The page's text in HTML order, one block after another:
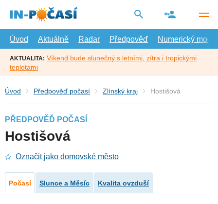
hlavní
Úvod
Aktuálně Radar Předpověď Numerický model
AKTUALITA: Víkend bude slunečný s letními, zítra i tropickými
teplotami
Úvod Předpověď počasí Zlínský kraj Hostišová
PŘEDPOVĚĎ POČASÍ
Hostišová
Označit jako domovské město
Počasí Slunce a Měsíc Kvalita ovzduší